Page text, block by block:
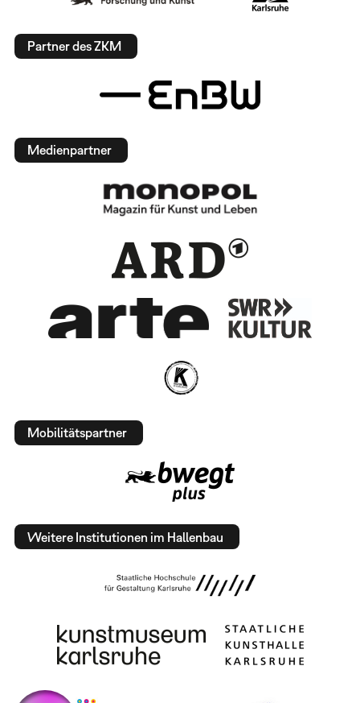
Partner des ZKM
Medienpartner
Mobilitätspartner
Weitere Institutionen im Hallenbau